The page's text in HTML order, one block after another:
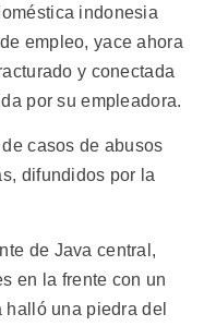
indonesia
empleo, yace ahora
y conectada
por su empleadora.
casos de abusos
difundidos por la
de Java central,
en la frente con un
una piedra del